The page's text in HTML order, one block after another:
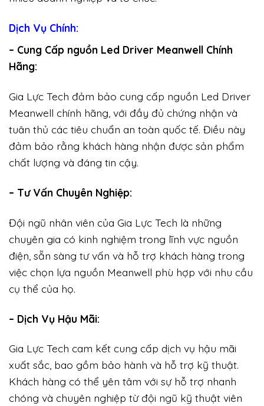
Dịch Vụ Chính:
– Cung Cấp nguồn Led Driver Meanwell Chính
Hãng:
Gia Lực Tech đảm bảo cung cấp nguồn Led Driver
Meanwell chính hãng, với đầy đủ chứng nhận và
tuân thủ các tiêu chuẩn an toàn quốc tế. Điều này
đảm bảo rằng khách hàng nhận được sản phẩm
chất lượng và đáng tin cậy.
– Tư Vấn Chuyên Nghiệp:
Đội ngũ nhân viên của Gia Lực Tech là những
chuyên gia có kinh nghiệm trong lĩnh vực nguồn
điện, sẵn sàng tư vấn và hỗ trợ khách hàng trong
việc chọn lựa nguồn Meanwell phù hợp với nhu cầu
cụ thể của họ.
– Dịch Vụ Hậu Mãi:
Gia Lực Tech cam kết cung cấp dịch vụ hậu mãi
xuất sắc, bao gồm bảo hành và hỗ trợ kỹ thuật.
Khách hàng có thể yên tâm với sự hỗ trợ nhanh
chóng và chuyên nghiệp từ đội ngũ kỹ thuật viên